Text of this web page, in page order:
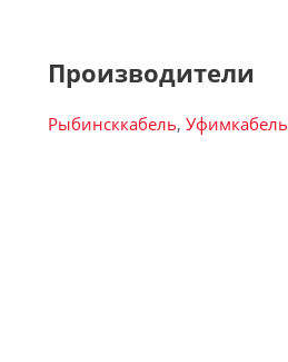
Производители
Рыбинсккабель, Уфимкабель